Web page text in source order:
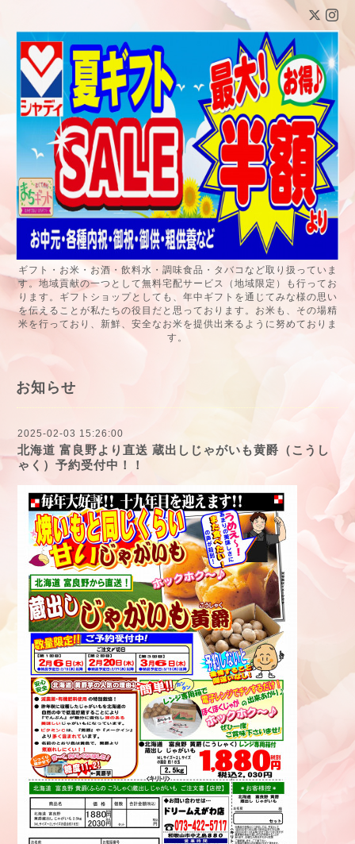
ギフト・お米・お酒・飲料水・調味食品・タバコなど取り扱っていま
す。地域貢献の一つとして無料宅配サービス（地域限定）も行ってお
ります。ギフトショップとしても、年中ギフトを通じてみな様の思い
を伝えることが私たちの役目だと思っております。お米も、その場精
米を行っており、新鮮、安全なお米を提供出来るように努めておりま
す。
お知らせ
2025-02-03 15:26:00
北海道 富良野より直送 蔵出しじゃがいも黄爵（こうし
ゃく）予約受付中！！